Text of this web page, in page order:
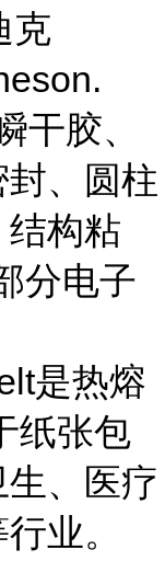
克
干胶、
、圆柱
结构粘
分电子
是热熔
纸张包
、医疗
业。